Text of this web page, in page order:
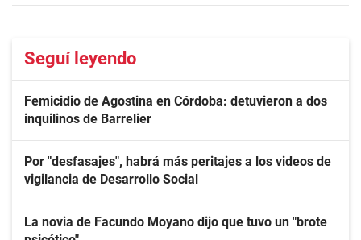
Seguí leyendo
Femicidio de Agostina en Córdoba: detuvieron a dos
inquilinos de Barrelier
Por "desfasajes", habrá más peritajes a los videos de
vigilancia de Desarrollo Social
La novia de Facundo Moyano dijo que tuvo un "brote